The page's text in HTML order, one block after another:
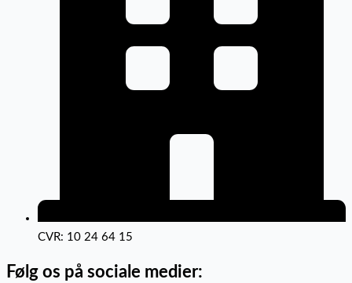
CVR: 10 24 64 15
Følg os på sociale medier: